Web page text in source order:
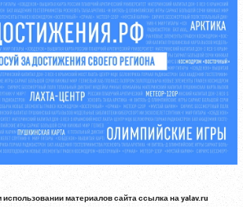
материалов сайта ссылка на yalav.ru